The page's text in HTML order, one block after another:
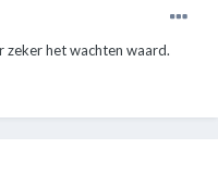
zeker het wachten waard.